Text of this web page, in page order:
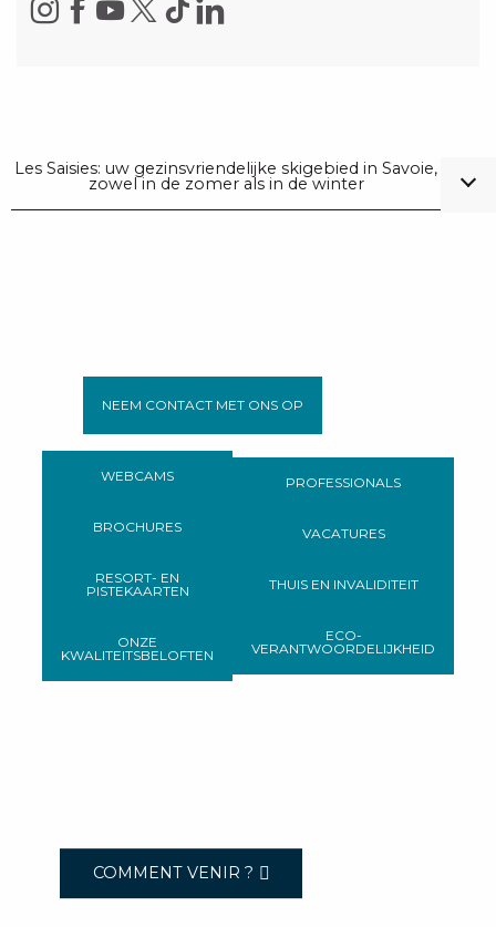
Les Saisies: uw gezinsvriendelijke skigebied in Savoie,
zowel in de zomer als in de winter
NEEM CONTACT MET ONS OP
WEBCAMS
BROCHURES
RESORT- EN
PISTEKAARTEN
ONZE
KWALITEITSBELOFTEN
PROFESSIONALS
VACATURES
THUIS EN INVALIDITEIT
ECO-
VERANTWOORDELIJKHEID
COMMENT VENIR ?